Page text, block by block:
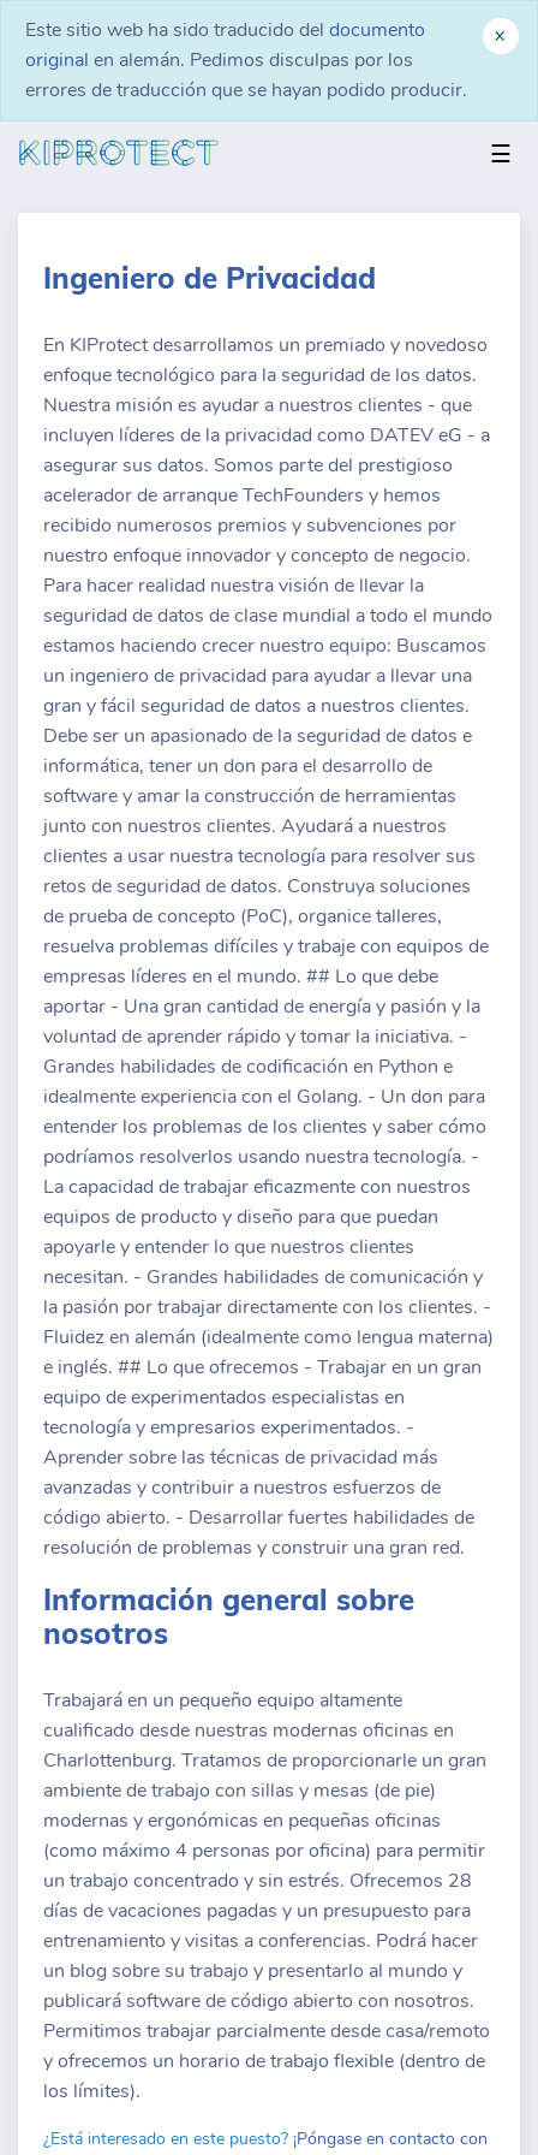
Este sitio web ha sido traducido del documento
original en alemán. Pedimos disculpas por los
errores de traducción que se hayan podido producir.
x
☰
Ingeniero de Privacidad
En KIProtect desarrollamos un premiado y novedoso
enfoque tecnológico para la seguridad de los datos.
Nuestra misión es ayudar a nuestros clientes - que
incluyen líderes de la privacidad como DATEV eG - a
asegurar sus datos. Somos parte del prestigioso
acelerador de arranque TechFounders y hemos
recibido numerosos premios y subvenciones por
nuestro enfoque innovador y concepto de negocio.
Para hacer realidad nuestra visión de llevar la
seguridad de datos de clase mundial a todo el mundo
estamos haciendo crecer nuestro equipo: Buscamos
un ingeniero de privacidad para ayudar a llevar una
gran y fácil seguridad de datos a nuestros clientes.
Debe ser un apasionado de la seguridad de datos e
informática, tener un don para el desarrollo de
software y amar la construcción de herramientas
junto con nuestros clientes. Ayudará a nuestros
clientes a usar nuestra tecnología para resolver sus
retos de seguridad de datos. Construya soluciones
de prueba de concepto (PoC), organice talleres,
resuelva problemas difíciles y trabaje con equipos de
empresas líderes en el mundo. ## Lo que debe
aportar - Una gran cantidad de energía y pasión y la
voluntad de aprender rápido y tomar la iniciativa. -
Grandes habilidades de codificación en Python e
idealmente experiencia con el Golang. - Un don para
entender los problemas de los clientes y saber cómo
podríamos resolverlos usando nuestra tecnología. -
La capacidad de trabajar eficazmente con nuestros
equipos de producto y diseño para que puedan
apoyarle y entender lo que nuestros clientes
necesitan. - Grandes habilidades de comunicación y
la pasión por trabajar directamente con los clientes. -
Fluidez en alemán (idealmente como lengua materna)
e inglés. ## Lo que ofrecemos - Trabajar en un gran
equipo de experimentados especialistas en
tecnología y empresarios experimentados. -
Aprender sobre las técnicas de privacidad más
avanzadas y contribuir a nuestros esfuerzos de
código abierto. - Desarrollar fuertes habilidades de
resolución de problemas y construir una gran red.
Información general sobre
nosotros
Trabajará en un pequeño equipo altamente
cualificado desde nuestras modernas oficinas en
Charlottenburg. Tratamos de proporcionarle un gran
ambiente de trabajo con sillas y mesas (de pie)
modernas y ergonómicas en pequeñas oficinas
(como máximo 4 personas por oficina) para permitir
un trabajo concentrado y sin estrés. Ofrecemos 28
días de vacaciones pagadas y un presupuesto para
entrenamiento y visitas a conferencias. Podrá hacer
un blog sobre su trabajo y presentarlo al mundo y
publicará software de código abierto con nosotros.
Permitimos trabajar parcialmente desde casa/remoto
y ofrecemos un horario de trabajo flexible (dentro de
los límites).
¿Está interesado en este puesto? ¡Póngase en contacto con